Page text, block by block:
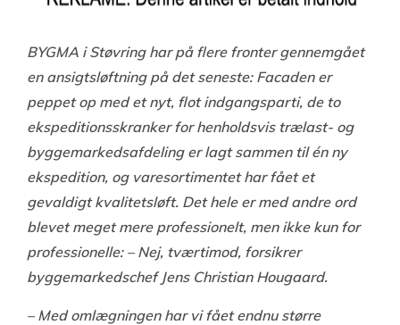
BYGMA i Støvring har på flere fronter gennemgået
en ansigtsløftning på det seneste: Facaden er
peppet op med et nyt, flot indgangsparti, de to
ekspeditionsskranker for henholdsvis trælast- og
byggemarkedsafdeling er lagt sammen til én ny
ekspedition, og varesortimentet har fået et
gevaldigt kvalitetsløft. Det hele er med andre ord
blevet meget mere professionelt, men ikke kun for
professionelle: – Nej, tværtimod, forsikrer
byggemarkedschef Jens Christian Hougaard.
– Med omlægningen har vi fået endnu større